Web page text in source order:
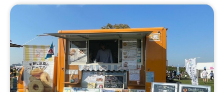
ームチーズクレープ、ストロベリークリームクレープ、ス
トロベリーロータスクリームクレープ、オニオンスープ、
抹茶ホワイトチョコクレープ、ロータスクリームクレー
プ、オレオクレープ、チュコバナナクレープ、グレープフ
ルーツヨーグルトクレープ、シュガーバター